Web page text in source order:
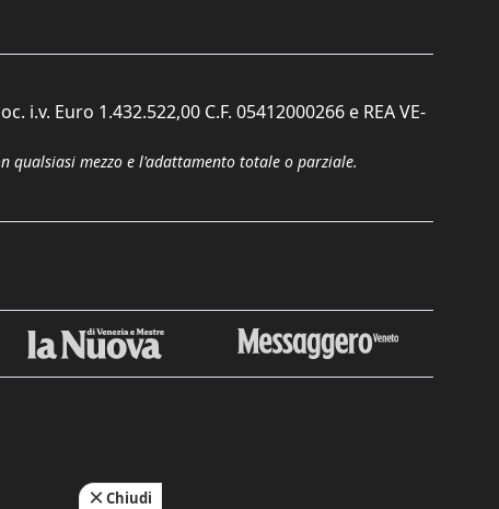
i.v. Euro 1.432.522,00 C.F. 05412000266 e REA VE-
mezzo e l'adattamento totale o parziale.
Chiudi